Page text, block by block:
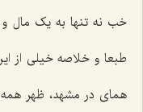
خب نه تنها به یک مال
طبعا و خلاصه خیلی از
همای در مشهد، ظهر